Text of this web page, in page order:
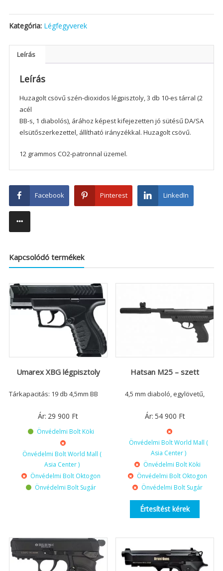
Kategória: Légfegyverek
Leírás
Leírás
Huzagolt csövű szén-dioxidos légpisztoly, 3 db 10-es tárral (2
acél
BB-s, 1 diabolós), árához képest kifejezetten jó sütésű DA/SA
elsütőszerkezettel, állítható irányzékkal. Huzagolt csövű.
12 grammos CO2-patronnal üzemel.
Facebook Pinterest LinkedIn
Kapcsolódó termékek
Umarex XBG légpisztoly
Tárkapacitás: 19 db 4,5mm BB
Ár: 29 900 Ft
Önvédelmi Bolt Köki
Önvédelmi Bolt World Mall (
Asia Center )
Önvédelmi Bolt Oktogon
Önvédelmi Bolt Sugár
Hatsan M25 – szett
4,5 mm diaboló, egylövetű,
Ár: 54 900 Ft
Önvédelmi Bolt World Mall (
Asia Center )
Önvédelmi Bolt Köki
Önvédelmi Bolt Oktogon
Önvédelmi Bolt Sugár
Értesítést kérek